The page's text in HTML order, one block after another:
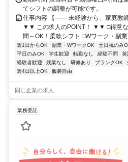
てシフトの調整が可能です。
仕事内容 【―― 未経験から、家庭教
▼▼ この求人のPOINT！ ▼▼ □得意な
間～OK！柔軟シフト □Wワーク・副業
週1日からOK 副業・WワークOK 土日祝のみ
平日のみOK
学生歓迎 転勤なし 経験不問 英
経験者歓迎
残業なし 研修あり ブランクOK
週4日以上OK
服装自由
同じ企業の求人
業務委託